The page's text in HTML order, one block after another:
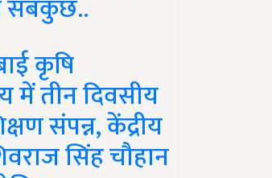
सबकुछ..
कृषि
में तीन दिवसीय
संपन्न, केंद्रीय
सिंह चौहान